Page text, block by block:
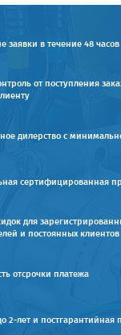
заявки в течение 48 часов
от поступления
дилерство с
сертифицированная
для
и постоянных клиентов
отсрочки платежа
2-лет и постгарантийная